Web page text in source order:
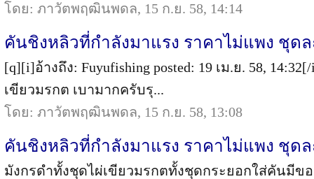
โดย: ภาวัตพฤฒินพดล, 15 ก.ย. 58, 14:14
คันชิงหลิวที่กำลังมาแรง ราคาไม่แพง ชุดล
[q][i]อ้างถึง: Fuyufishing posted: 19 เม.ย. 58,
เขียวมรกต เบามากครับรุ...
โดย: ภาวัตพฤฒินพดล, 15 ก.ย. 58, 13:08
คันชิงหลิวที่กำลังมาแรง ราคาไม่แพง ชุดล
มังกรดำทั้งชุดไผ่เขียวมรกตทั้งชุดกระยอกใส่คันมีข